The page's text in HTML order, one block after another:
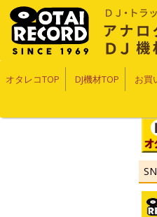
オタレコTOP DJ機材TOP お買